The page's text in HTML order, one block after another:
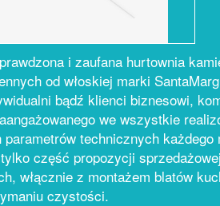
i zaufana hurtownia
od włoskiej marki
bądź klienci biznesowi,
we wszystkie
technicznych każdego
część propozycji
włącznie z montażem blatów
czystości.